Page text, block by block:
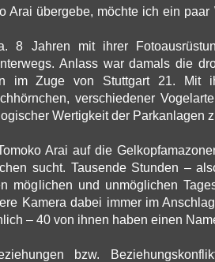
Arai übergebe, möchte ich ein
8 Jahren mit ihrer
Anlass war damals die
im Zuge von Stuttgart 21. Mit
verschiedener
Wertigkeit der Parkanlagen
Arai auf die
sucht. Tausende Stunden –
möglichen und unmöglichen
Kamera dabei immer im
– 40 von ihnen haben einen
bzw.